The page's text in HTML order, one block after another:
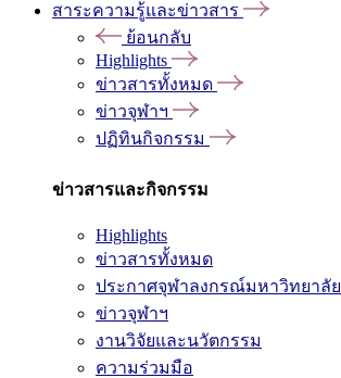
สาระความรู้และข่าวสาร
ย้อนกลับ
Highlights
ข่าวสารทั้งหมด
ข่าวจุฬาฯ
ปฏิทินกิจกรรม
ข่าวสารและกิจกรรม
Highlights
ข่าวสารทั้งหมด
ประกาศจุฬาลงกรณ์มหาวิทยาลัย
ข่าวจุฬาฯ
งานวิจัยและนวัตกรรม
ความร่วมมือ